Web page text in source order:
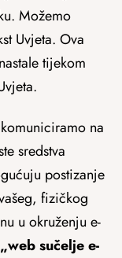
Možemo
Uvjeta. Ova
tijekom
na
sredstva
postizanje
fizičkog
u okruženju e-
„web sučelje e-